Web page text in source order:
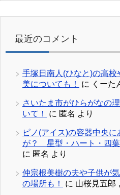
最近のコメント
手塚日南人(ひなと)の高
美についても！
に くーた
さいたま市がひらがなの
いて！
に 匿名 より
ピノ(アイス)の容器中央
が？ 星型・ハート・四葉
に 匿名 より
仲宗根美樹の夫や子供が
の場所も！
に 山桜見五郎